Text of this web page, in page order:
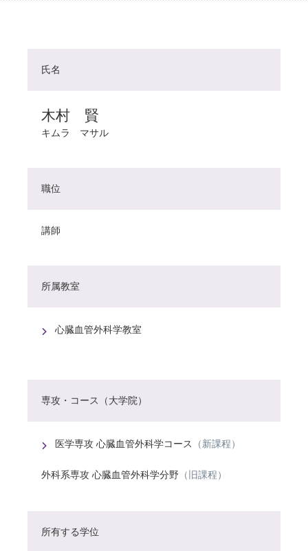
氏名
木村 賢
キムラ マサル
職位
講師
所属教室
心臓血管外科学教室
専攻・コース（大学院）
医学専攻 心臓血管外科学コース （新課程）
外科系専攻 心臓血管外科学分野 （旧課程）
所有する学位